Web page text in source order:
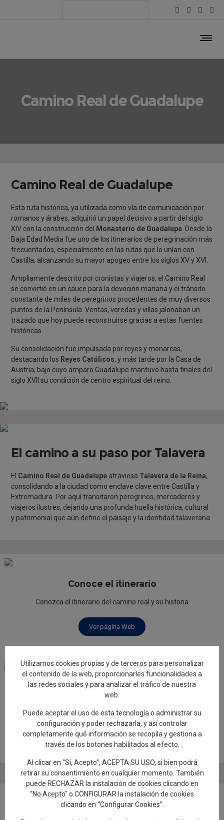
Camino Real de Guadalupe
Camino Real de Guadalupe
Esta ruta histórica, ya utilizada como vía de comunicación por
romanos y árabes, adquirió un papel decisivo a partir del siglo
XIV con la construcción del
Monasterio de Guadalupe . Desde la
Baja Edad Media fue uno de los itinerarios de peregrinación más
frecuentados, especialmente en las rutas que lo unían con
Castilla, alcanzando su mayor apogeo entre los siglos XV y XVI.
Ampliamente descrito por cronistas y viajeros, el Camino Real
se convirtió en un cauce para la devoción mariana y el tránsito
constante de miles de peregrinos procedentes de muy diversos
puntos de la Península. Ventas, veredas y villas jalonaban un
trazado que hoy puede reconstruirse gracias a estas fuentes
históricas.
Su consolidación fue impulsada por reyes y monarcas,
destacando los Reyes Católicos, y más tarde por la Casa de
Austria, bajo cuyo amparo Guadalupe mantuvo hasta finales del
siglo XVII su condición de centro espiritual del reino.
El camino a su paso por Talavera
El Camino Real de Guadalupe atraviesa Talavera de la Reina,
consolidando a la ciudad como enclave clave entre Castilla y
Extremadura. Por aquí transitaron peregrinos, mercaderes y
viajeros ilustres, dejando una profunda huella histórica, cultural
y patrimonial que aún define el paisaje y la identidad talaverana.
Conoce el itinerario
Conozca el itinerario del camino real y su historia
Ver página Web
Más caminos
Ver página web
Utilizamos cookies propias y de terceros para personalizar
el contenido de la web, proporcionarles funcionalidades a
las redes sociales y para analizar el tráfico de nuestra
web.
Puede aceptar el uso de esta tecnología o administrar su
configuración y poder rechazarla, y así controlar
completamente qué información se recopila y gestiona a
través de los botones habilitados al efecto.
Al clicar en "Sí, Acepto", ACEPTA SU USO, si bien podrá
retirar su consentimiento en cualquier momento. También
puede RECHAZAR la instalación de cookies clicando en
“No Acepto" o CONFIGURAR la instalación de cookies
clicando en “Configurar Cookies”.